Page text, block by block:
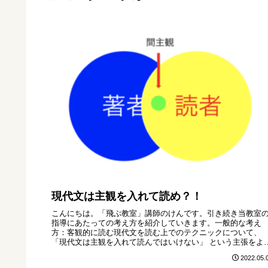
現代文は主観を入れて読め？！
こんにちは。「飛ぶ教室」講師のけんです。引き続き当教室
指導にあたっての考え方を紹介していきます。一般的な考え
方：客観的に読む現代文を読む上でのテクニックについて、
「現代文は主観を入れて読んではいけない」 という主張をよく